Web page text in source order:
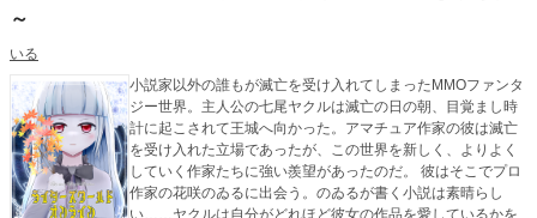
～
いる
小説家以外の誰もが滅亡を受け入れてしまったMMOファンタ
ジー世界。主人公の七尾ヤクルは滅亡の日の朝、目覚まし時
計に起こされて王城へ向かった。アマチュア作家の彼は滅亡
を受け入れた立場であったが、この世界を新しく、よりよく
していく作家たちに強い羨望があったのだ。 彼はそこでプロ
作家の花咲のゐるに出会う。のゐるが書く小説は素晴らし
い……ヤクルは自分がどれほど彼女の作品を愛しているかを